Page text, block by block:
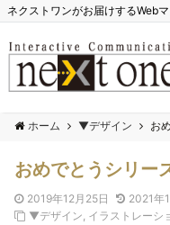
ネクストワンがお届けするWebマ
ホーム ▼デザイン お
おめでとうシリー
2019年12月25日
2021年
▼デザイン, イラストレーシ